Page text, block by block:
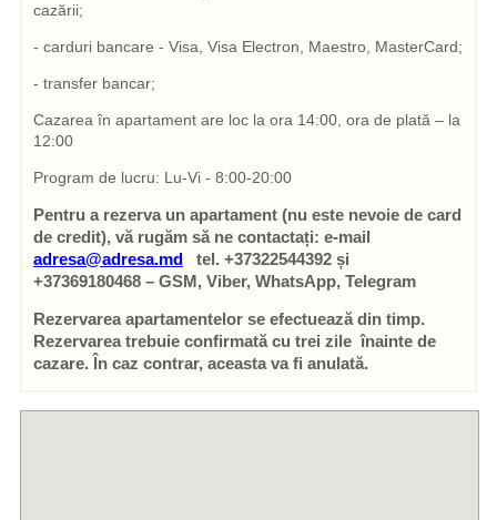
cazării;
- carduri bancare - Visa, Visa Electron, Maestro, MasterCard;
- transfer bancar;
Cazarea în apartament are loc la ora 14:00, ora de plată – la
12:00
Program de lucru: Lu-Vi - 8:00-20:00
Pentru a rezerva un apartament (nu este nevoie de card
de credit), vă rugăm să ne contactați: e-mail
adresa@adresa.mdtel. +37322544392 și
+37369180468 – GSM, Viber, WhatsApp, Telegram
Rezervarea apartamentelor se efectuează din timp.
Rezervarea trebuie confirmată cu trei zile înainte de
cazare. În caz contrar, aceasta va fi anulată.